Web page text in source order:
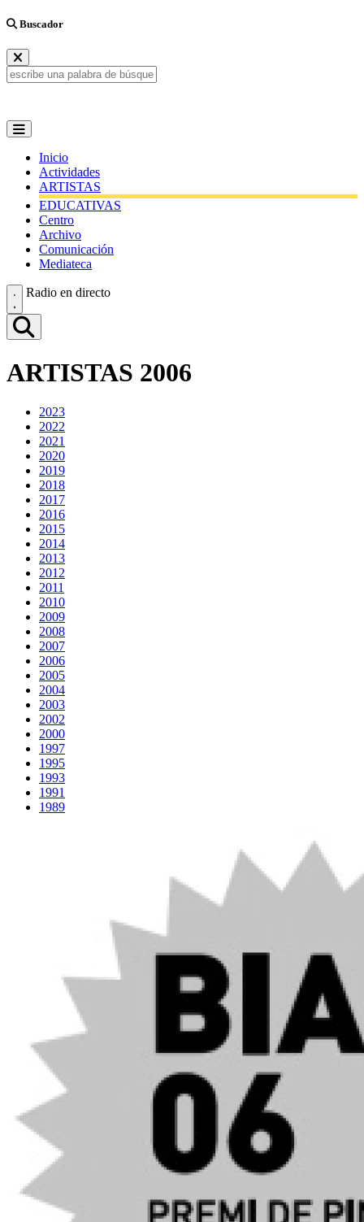
Buscador
Inicio
Actividades
ARTISTAS
EDUCATIVAS
Centro
Archivo
Comunicación
Mediateca
Radio en directo
ARTISTAS 2006
2023
2022
2021
2020
2019
2018
2017
2016
2015
2014
2013
2012
2011
2010
2009
2008
2007
2006
2005
2004
2003
2002
2000
1997
1995
1993
1991
1989